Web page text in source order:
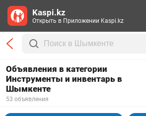
Объявления в категории
Инструменты и инвентарь в
Шымкенте
53 объявления
Kaspi.kz
Открыть в Приложении Kaspi.kz